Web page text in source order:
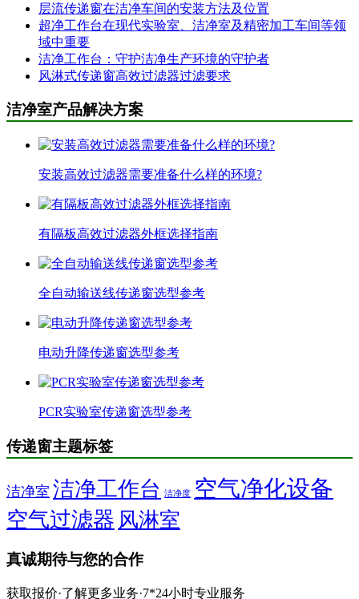
层流传递窗在洁净车间的安装方法及位置
超净工作台在现代实验室、洁净室及精密加工车间等领
域中重要
洁净工作台：守护洁净生产环境的守护者
风淋式传递窗高效过滤器过滤要求
洁净室产品解决方案
安装高效过滤器需要准备什么样的环境?
有隔板高效过滤器外框选择指南
全自动输送线传递窗选型参考
电动升降传递窗选型参考
PCR实验室传递窗选型参考
传递窗主题标签
洁净室 洁净工作台 洁净度 空气净化设备
空气过滤器 风淋室
真诚期待与您的合作
获取报价·了解更多业务·7*24小时专业服务